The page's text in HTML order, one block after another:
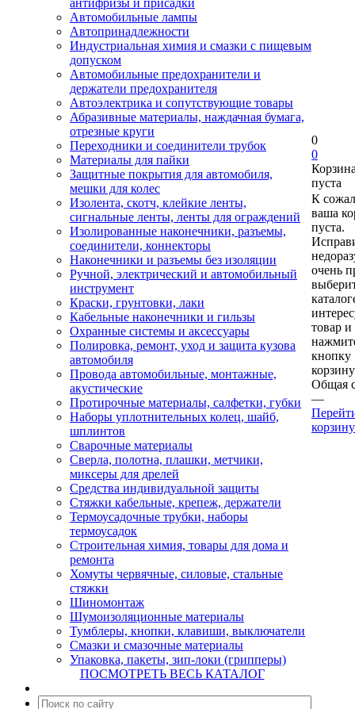
антифризы и присадки
Автомобильные лампы
Автопринадлежности
Индустриальная химия и смазки с пищевым
допуском
Автомобильные предохранители и
держатели предохранителя
Автоэлектрика и сопутствующие товары
Абразивные материалы, наждачная бумага,
отрезные круги
Переходники и соединители трубок
Материалы для пайки
Защитные покрытия для автомобиля,
мешки для колес
Изолента, скотч, клейкие ленты,
сигнальные ленты, ленты для ограждений
Изолированные наконечники, разъемы,
соединители, коннекторы
Наконечники и разъемы без изоляции
Ручной, электрический и автомобильный
инструмент
Краски, грунтовки, лаки
Кабельные наконечники и гильзы
Охранные системы и аксессуары
Полировка, ремонт, уход и защита кузова
автомобиля
Провода автомобильные, монтажные,
акустические
Протирочные материалы, салфетки, губки
Наборы уплотнительных колец, шайб,
шплинтов
Сварочные материалы
Сверла, полотна, плашки, метчики,
миксеры для дрелей
Средства индивидуальной защиты
Стяжки кабельные, крепеж, держатели
Термоусадочные трубки, наборы
термоусадок
Строительная химия, товары для дома и
ремонта
Хомуты червячные, силовые, стальные
стяжки
Шиномонтаж
Шумоизоляционные материалы
Тумблеры, кнопки, клавиши, выключатели
Смазки и смазочные материалы
Упаковка, пакеты, зип-локи (грипперы)
ПОСМОТРЕТЬ ВЕСЬ КАТАЛОГ
0
0
пуста
К
ваша
пуста.
очень
товар и
кнопку
Общая
—
корзину